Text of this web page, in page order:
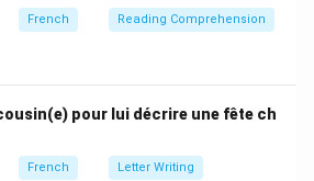
French Reading Comprehension
pour lui décrire une fête ch
French Letter Writing